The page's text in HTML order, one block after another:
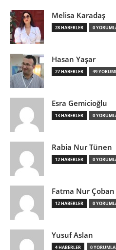
Melisa Karadaş
28 HABERLER 0
Hasan Yaşar
27 HABERLER 49
Esra Gemicioğlu
13 HABERLER 0
Rabia Nur Tünen
12 HABERLER 0
Fatma Nur Çoban
12 HABERLER 0
Yusuf Aslan
4 HABERLER 0